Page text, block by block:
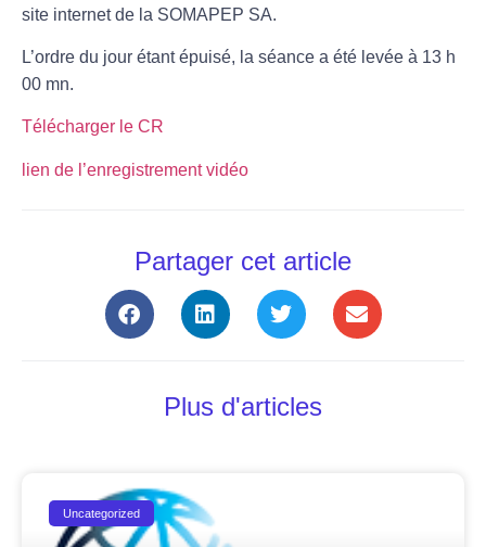
site internet de la SOMAPEP SA.
L’ordre du jour étant épuisé, la séance a été levée à 13 h
00 mn.
Télécharger le CR
lien de l’enregistrement vidéo
Partager cet article
Plus d'articles
Uncategorized